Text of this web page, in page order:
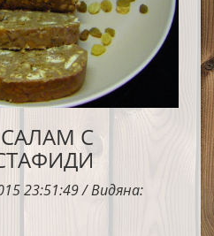
С
23:51:49 / Видяна: